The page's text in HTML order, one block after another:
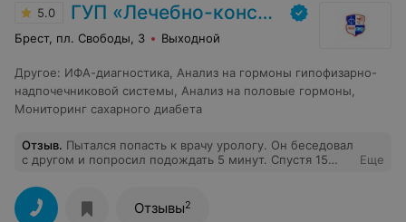
5.0 ГУП «Лечебно-консультативная поликлиника»
Брест, пл. Свободы, 3 Выходной
Другое: ИФА-диагностика, Анализ на гормоны гипофизарно-
надпочечниковой системы, Анализ на половые гормоны,
Мониторинг сахарного диабета
Отзыв. Пытался попасть к врачу урологу. Он беседовал
с другом и попросил подождать 5 минут. Спустя 15
специалисту. Очень интересное отношение к клиенту.
Еще
Отзывы2